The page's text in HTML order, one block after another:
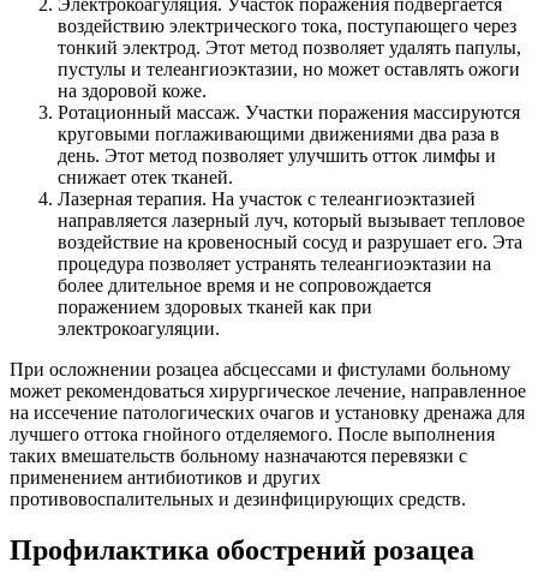
Электрокоагуляция. Участок поражения подвергается
воздействию электрического тока, поступающего через
тонкий электрод. Этот метод позволяет удалять папулы,
пустулы и телеангиоэктазии, но может оставлять ожоги
на здоровой коже.
Ротационный массаж. Участки поражения массируются
круговыми поглаживающими движениями два раза в
день. Этот метод позволяет улучшить отток лимфы и
снижает отек тканей.
Лазерная терапия. На участок с телеангиоэктазией
направляется лазерный луч, который вызывает тепловое
воздействие на кровеносный сосуд и разрушает его. Эта
процедура позволяет устранять телеангиоэктазии на
более длительное время и не сопровождается
поражением здоровых тканей как при
электрокоагуляции.
При осложнении розацеа абсцессами и фистулами больному
может рекомендоваться хирургическое лечение, направленное
на иссечение патологических очагов и установку дренажа для
лучшего оттока гнойного отделяемого. После выполнения
таких вмешательств больному назначаются перевязки с
применением антибиотиков и других
противовоспалительных и дезинфицирующих средств.
Профилактика обострений розацеа